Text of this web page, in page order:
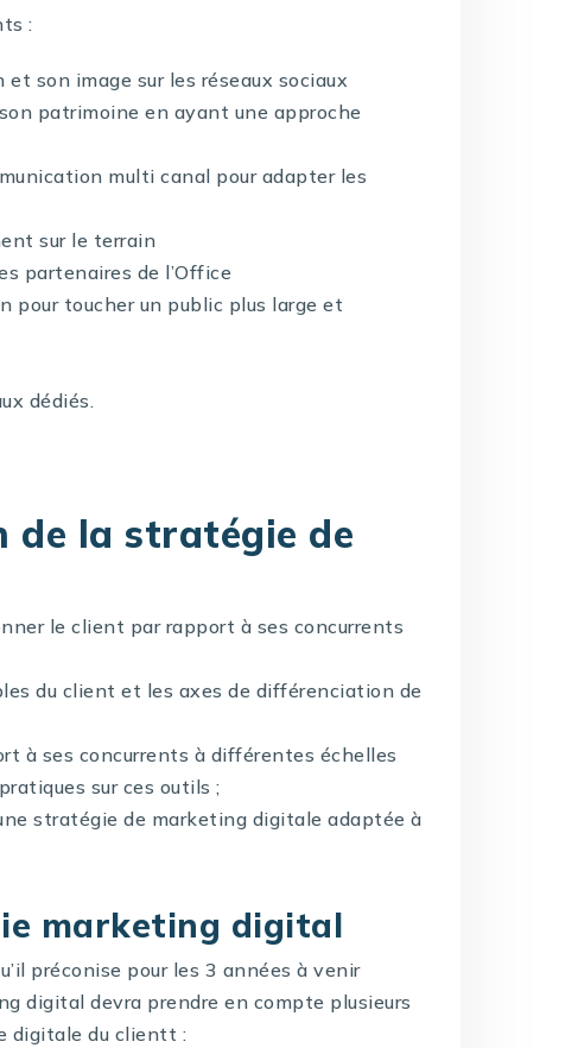
:
son image sur les réseaux sociaux
patrimoine en ayant une approche
multi canal pour adapter les
sur le terrain
partenaires de l’Office
pour toucher un public plus large et
dédiés.
la stratégie de
le client par rapport à ses concurrents
du client et les axes de différenciation de
à ses concurrents à différentes échelles
sur ces outils ;
stratégie de marketing digitale adaptée à
marketing digital
préconise pour les 3 années à venir
digital devra prendre en compte plusieurs
digitale du clientt :